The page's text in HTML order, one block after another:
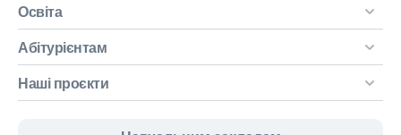
Освіта
Абітурієнтам
Наші проєкти